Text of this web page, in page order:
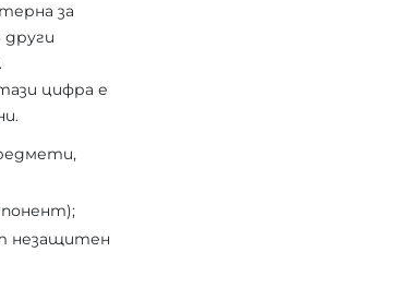
за
цифра е
незащитен